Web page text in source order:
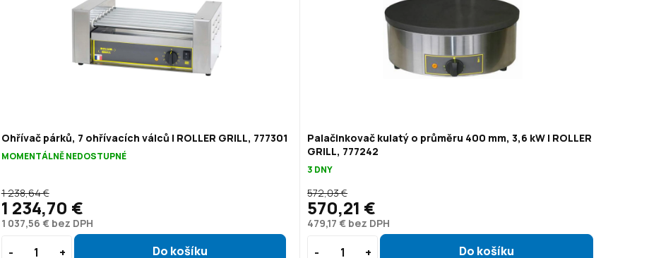
Ohřívač párků, 7 ohřívacích válců | ROLLER GRILL, 777301
MOMENTÁLNĚ NEDOSTUPNÉ
1 037,56 € bez DPH
1 238,64 €
1 234,70 €
Palačinkovač kulatý o průměru 400 mm, 3,6 kW | ROLLER
GRILL, 777242
3 DNY
479,17 € bez DPH
572,03 €
570,21 €